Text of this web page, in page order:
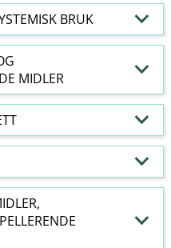
BRUK
MIDLER